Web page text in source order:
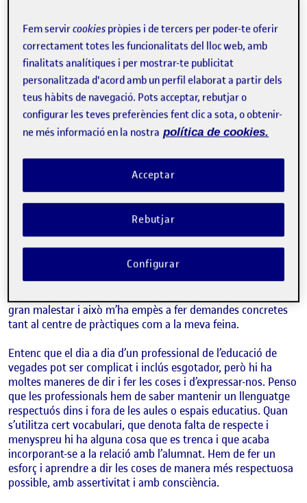
anar revisant els coneixements que tenia i incorporar
informació nova que també m’està servint en l’àmbit
personal. Estic prenent consciència de les possibilitats i dels
límits que hi ha durant el dia a dia dins una aula i tot el que
comporta. Espero continuar aprenent i tenint la voluntat de
plantejar-me nous reptes.
Dimensió ètica de la professió
educatiu i a la feina feta en les diverses assignatures, he
pogut anar connectant acció amb teoria i això m’ha permès
ampliar algunes de les reflexions fetes prèviament.
En les darreres setmanes he viscut algunes situacions que
m’ha dut a fer una reflexió crítica i profunda sobre l’actitud
que mantenim els professionals de l’educació envers els
alumnes o les persones que acompanyem. He presenciat
gran malestar i això m’ha empès a fer demandes concretes
tant al centre de pràctiques com a la meva feina.
Entenc que el dia a dia d’un professional de l’educació de
vegades pot ser complicat i inclús esgotador, però hi ha
moltes maneres de dir i fer les coses i d’expressar-nos. Penso
que les professionals hem de saber mantenir un llenguatge
respectuós dins i fora de les aules o espais educatius. Quan
s’utilitza cert vocabulari, que denota falta de respecte i
menyspreu hi ha alguna cosa que es trenca i que acaba
incorporant-se a la relació amb l’alumnat. Hem de fer un
esforç i aprendre a dir les coses de manera més respectuosa
possible, amb assertivitat i amb consciència.
Fem servircookies pròpies i de tercers per poder-te oferir
correctament totes les funcionalitats del lloc web, amb
finalitats analítiques i per mostrar-te publicitat
personalitzada d'acord amb un perfil elaborat a partir dels
teus hàbits de navegació. Pots acceptar, rebutjar o
configurar les teves preferències fent clic a sota, o obtenir-
ne més informació en la nostra política de cookies.
Rebutjar
Acceptar
Configurar